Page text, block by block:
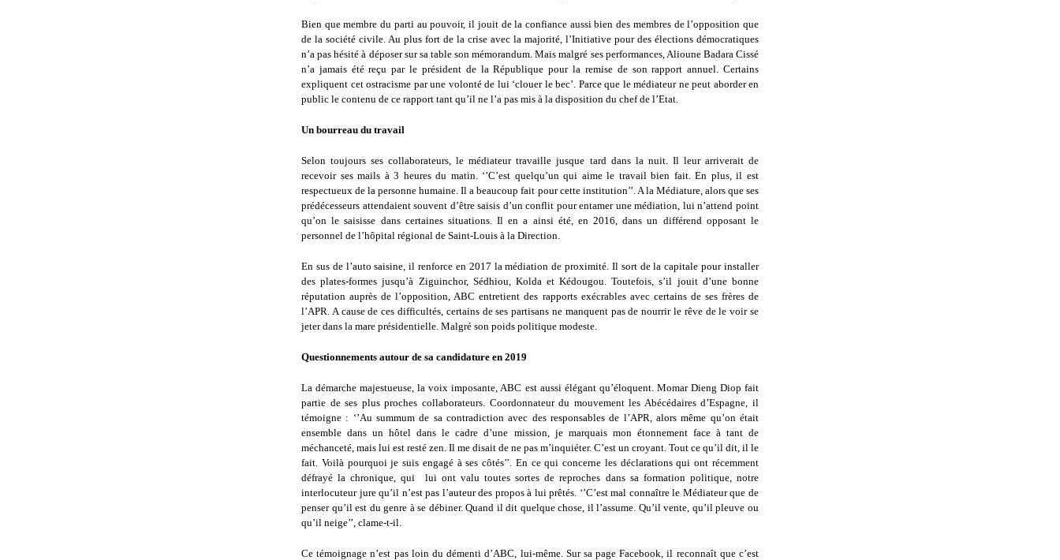
Bien que membre du parti au pouvoir, il jouit de la confiance aussi bien des membres de l’opposition que
de la société civile. Au plus fort de la crise avec la majorité, l’Initiative pour des élections démocratiques
n’a pas hésité à déposer sur sa table son mémorandum. Mais malgré ses performances, Alioune Badara Cissé
n’a jamais été reçu par le président de la République pour la remise de son rapport annuel. Certains
expliquent cet ostracisme par une volonté de lui ‘clouer le bec’. Parce que le médiateur ne peut aborder en
public le contenu de ce rapport tant qu’il ne l’a pas mis à la disposition du chef de l’Etat.
Un bourreau du travail
Selon toujours ses collaborateurs, le médiateur travaille jusque tard dans la nuit. Il leur arriverait de
recevoir ses mails à 3 heures du matin. ‘’C’est quelqu’un qui aime le travail bien fait. En plus, il est
respectueux de la personne humaine. Il a beaucoup fait pour cette institution’’. A la Médiature, alors que ses
prédécesseurs attendaient souvent d’être saisis d’un conflit pour entamer une médiation, lui n’attend point
qu’on le saisisse dans certaines situations. Il en a ainsi été, en 2016, dans un différend opposant le
personnel de l’hôpital régional de Saint-Louis à la Direction.
En sus de l’auto saisine, il renforce en 2017 la médiation de proximité. Il sort de la capitale pour installer
des plates-formes jusqu’à Ziguinchor, Sédhiou, Kolda et Kédougou. Toutefois, s’il jouit d’une bonne
réputation auprès de l’opposition, ABC entretient des rapports exécrables avec certains de ses frères de
l’APR. A cause de ces difficultés, certains de ses partisans ne manquent pas de nourrir le rêve de le voir se
jeter dans la mare présidentielle. Malgré son poids politique modeste.
Questionnements autour de sa candidature en 2019
La démarche majestueuse, la voix imposante, ABC est aussi élégant qu’éloquent. Momar Dieng Diop fait
partie de ses plus proches collaborateurs. Coordonnateur du mouvement les Abécédaires d’Espagne, il
témoigne : ‘’Au summum de sa contradiction avec des responsables de l’APR, alors même qu’on était
ensemble dans un hôtel dans le cadre d’une mission, je marquais mon étonnement face à tant de
méchanceté, mais lui est resté zen. Il me disait de ne pas m’inquiéter. C’est un croyant. Tout ce qu’il dit, il le
fait. Voilà pourquoi je suis engagé à ses côtés’’. En ce qui concerne les déclarations qui ont récemment
défrayé la chronique, qui lui ont valu toutes sortes de reproches dans sa formation politique, notre
interlocuteur jure qu’il n’est pas l’auteur des propos à lui prêtés. ‘’C’est mal connaître le Médiateur que de
penser qu’il est du genre à se débiner. Quand il dit quelque chose, il l’assume. Qu’il vente, qu’il pleuve ou
qu’il neige’’, clame-t-il.
Ce témoignage n’est pas loin du démenti d’ABC, lui-même. Sur sa page Facebook, il reconnaît que c’est